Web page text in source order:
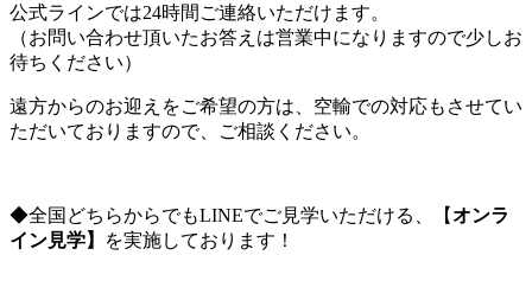
公式ラインでは24時間ご連絡いただけます。
（お問い合わせ頂いたお答えは営業中になりますので少しお
待ちください）
遠方からのお迎えをご希望の方は、空輸での対応もさせてい
ただいておりますので、ご相談ください。
◆全国どちらからでもLINEでご見学いただける、【オンラ
イン見学】
を実施しております！